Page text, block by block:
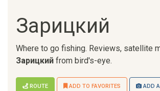
Зарицкий
Where to go fishing. Reviews, satellite
Зарицкий from bird's-eye.
ROUTE ADD TO FAVORITES ADD